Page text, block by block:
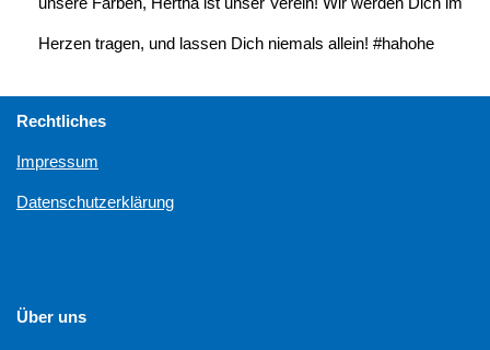
Herzen tragen, und lassen Dich niemals allein! #hahohe
Rechtliches
Impressum
Datenschutzerklärung
Über uns